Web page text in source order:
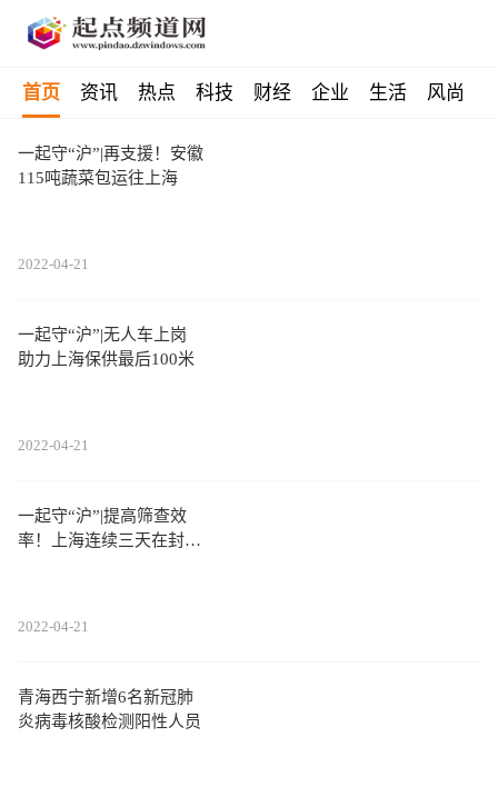
首页 资讯 热点 科技 财经 企业 生活 风尚
一起守“沪”|再支援！安徽
115吨蔬菜包运往上海
2022-04-21
一起守“沪”|无人车上岗
助力上海保供最后100米
2022-04-21
一起守“沪”|提高筛查效
率！上海连续三天在封控
2022-04-21
青海西宁新增6名新冠肺
炎病毒核酸检测阳性人员